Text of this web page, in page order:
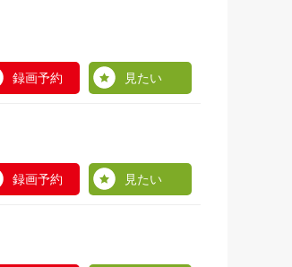
録画予約 見たい
録画予約 見たい